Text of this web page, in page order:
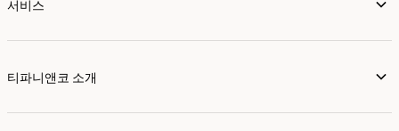
서비스
티파니앤코 소개